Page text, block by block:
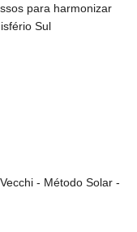
para harmonizar
Sul
- Método Solar -